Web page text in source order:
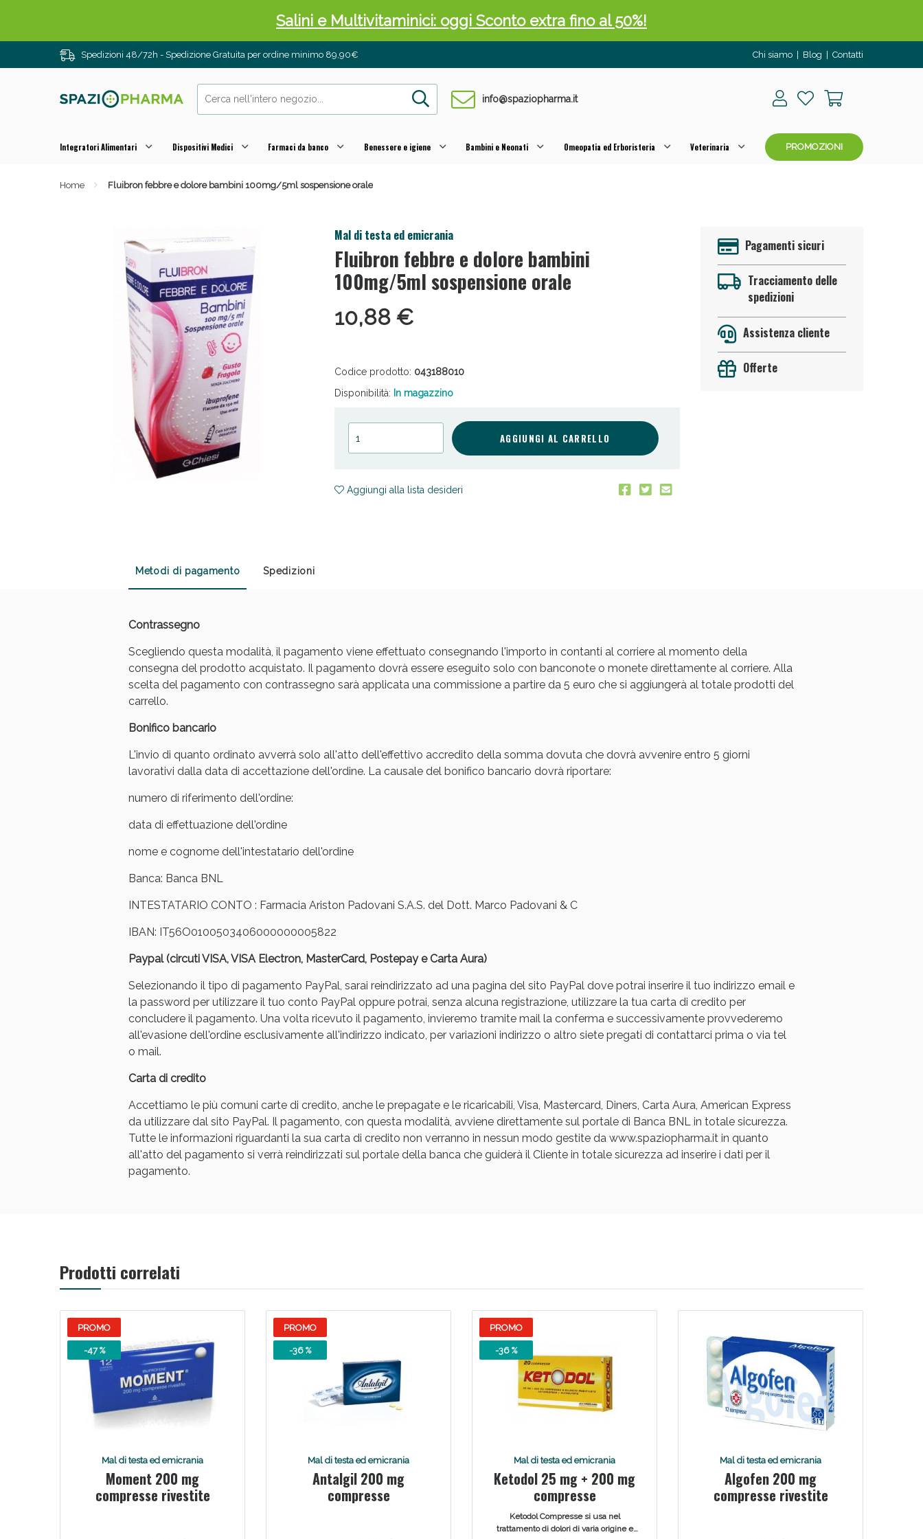
Spedizioni 48/72h - Spedizione Gratuita per ordine minimo 89,90€ Chi siamo Blog Contatti
info@spaziopharma.it
Integratori Alimentari Dispositivi Medici Farmaci da banco Benessere e igiene Bambini e Neonati Omeopatia ed Erboristeria Veterinaria PROMOZIONI
Home Fluibron febbre e dolore bambini 100mg/5ml sospensione orale
Mal di testa ed emicrania
Fluibron febbre e dolore bambini
100mg/5ml sospensione orale
10,88 €
Codice prodotto: 043188010
Disponibilità: In magazzino
AGGIUNGI AL CARRELLO
Aggiungi alla lista desideri
Pagamenti sicuri
Tracciamento delle
spedizioni
Assistenza cliente
Offerte
Metodi di pagamento Spedizioni
Contrassegno
Scegliendo questa modalità, il pagamento viene effettuato consegnando l'importo in contanti al corriere al momento della
consegna del prodotto acquistato. Il pagamento dovrà essere eseguito solo con banconote o monete direttamente al corriere. Alla
scelta del pagamento con contrassegno sarà applicata una commissione a partire da 5 euro che si aggiungerà al totale prodotti del
carrello.
Bonifico bancario
L'invio di quanto ordinato avverrà solo all'atto dell'effettivo accredito della somma dovuta che dovrà avvenire entro 5 giorni
lavorativi dalla data di accettazione dell'ordine. La causale del bonifico bancario dovrà riportare:
numero di riferimento dell'ordine:
data di effettuazione dell'ordine
nome e cognome dell'intestatario dell'ordine
Banca: Banca BNL
INTESTATARIO CONTO : Farmacia Ariston Padovani S.A.S. del Dott. Marco Padovani & C
IBAN: IT56O0100503406000000005822
Paypal (circuti VISA, VISA Electron, MasterCard, Postepay e Carta Aura)
Selezionando il tipo di pagamento PayPal, sarai reindirizzato ad una pagina del sito PayPal dove potrai inserire il tuo indirizzo email e
la password per utilizzare il tuo conto PayPal oppure potrai, senza alcuna registrazione, utilizzare la tua carta di credito per
concludere il pagamento. Una volta ricevuto il pagamento, invieremo tramite mail la conferma e successivamente provvederemo
all'evasione dell'ordine esclusivamente all'indirizzo indicato, per variazioni indirizzo o altro siete pregati di contattarci prima o via tel
o mail.
Carta di credito
Accettiamo le più comuni carte di credito, anche le prepagate e le ricaricabili, Visa, Mastercard, Diners, Carta Aura, American Express
da utilizzare dal sito PayPal. Il pagamento, con questa modalità, avviene direttamente sul portale di Banca BNL in totale sicurezza.
Tutte le informazioni riguardanti la sua carta di credito non verranno in nessun modo gestite da www.spaziopharma.it in quanto
all'atto del pagamento si verrà reindirizzati sul portale della banca che guiderà il Cliente in totale sicurezza ad inserire i dati per il
pagamento.
Prodotti correlati
PROMO
-47 %
Mal di testa ed emicrania
Moment 200 mg
compresse rivestite
PROMO
-36 %
Mal di testa ed emicrania
Antalgil 200 mg
compresse
PROMO
-36 %
Mal di testa ed emicrania
Ketodol 25 mg + 200 mg
compresse
Ketodol Compresse si usa nel
trattamento di dolori di varia origine e
Mal di testa ed emicrania
Algofen 200 mg
compresse rivestite
Salini e Multivitaminici: oggi Sconto extra fino al 50%!
Anticellulite e Fanghi: Sconto fino al 40% valido oggi!
Anticellulite e Fanghi: Sconto fino al 40% valido oggi!
Vie Urinarie e Prostata: Sconti fino al 45% oggi!